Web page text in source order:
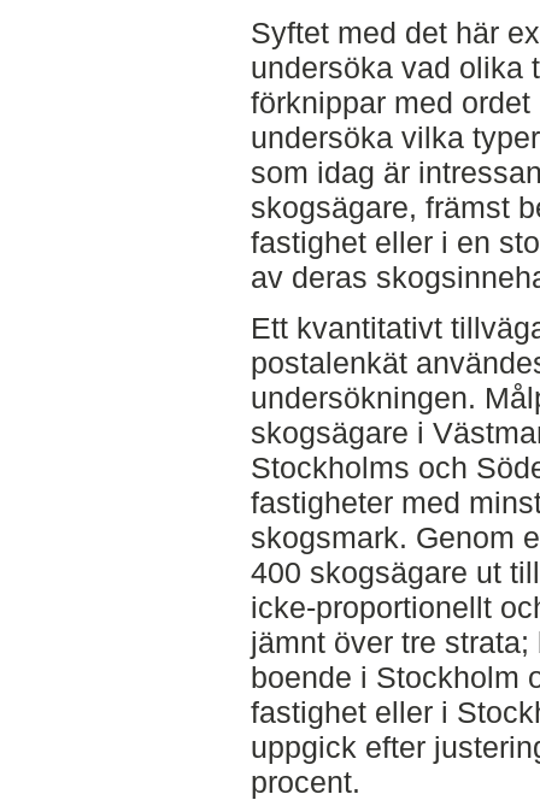
Syftet med det här
undersöka vad olika
förknippar med
undersöka vilka
som idag är
skogsägare, främst
fastighet eller i en
av deras
Ett kvantitativt
postalenkät
undersökningen.
skogsägare i
Stockholms och
fastigheter med
skogsmark. Genom
400 skogsägare ut
icke-proportionellt
jämnt över tre
boende i Stockholm
fastighet eller i
uppgick efter
procent.